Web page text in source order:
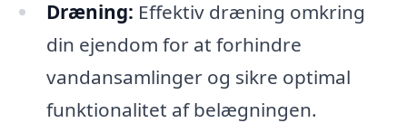
Dræning: Effektiv dræning omkring
din ejendom for at forhindre
vandansamlinger og sikre optimal
funktionalitet af belægningen.